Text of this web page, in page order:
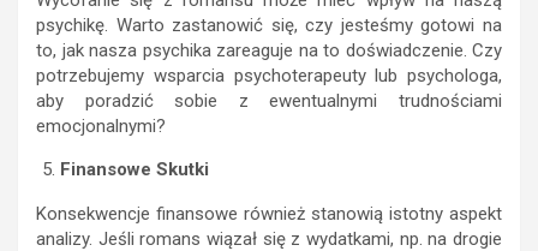
psychikę. Warto zastanowić się, czy jesteśmy gotowi na
to, jak nasza psychika zareaguje na to doświadczenie. Czy
potrzebujemy wsparcia psychoterapeuty lub psychologa,
aby poradzić sobie z ewentualnymi trudnościami
emocjonalnymi?
Finansowe Skutki
Konsekwencje finansowe również stanowią istotny aspekt
analizy. Jeśli romans wiązał się z wydatkami, np. na drogie